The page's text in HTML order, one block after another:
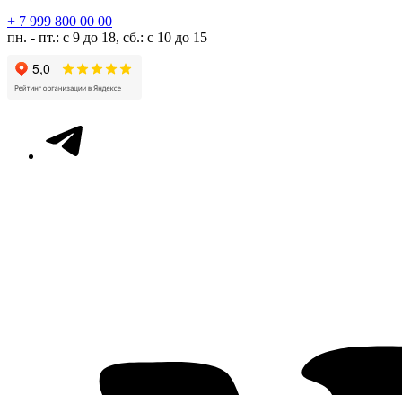
+ 7 999 800 00 00
пн. - пт.: с 9 до 18, сб.: с 10 до 15